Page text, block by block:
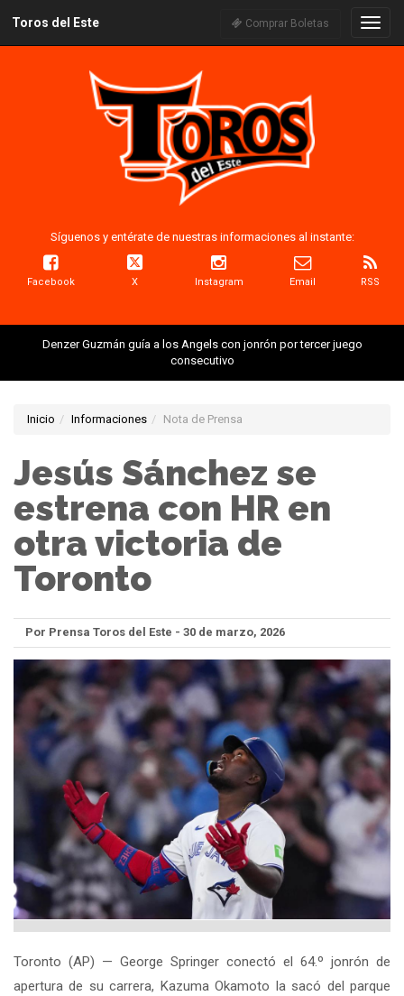
Toros del Este Comprar Boletas
Síguenos y entérate de nuestras informaciones al instante:
Facebook X Instagram Email RSS
Denzer Guzmán guía a los Angels con jonrón por tercer juego
consecutivo
Inicio Informaciones Nota de Prensa
Jesús Sánchez se
estrena con HR en
otra victoria de
Toronto
Por Prensa Toros del Este - 30 de marzo, 2026
Toronto (AP) — George Springer conectó el 64.º jonrón de
apertura de su carrera, Kazuma Okamoto la sacó del parque